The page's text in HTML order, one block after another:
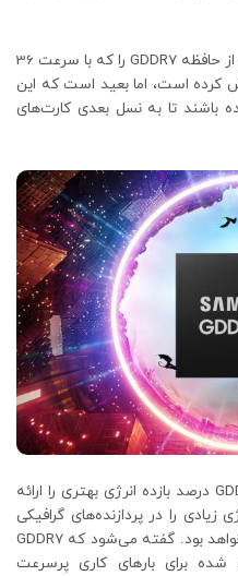
این شرکت همچنین نمونه‌های اولیه‌ای از حافظه GDDR7 را که با سرعت 36
کرده است، اما بعید است که این
باشند تا به نسل بعدی کارت‌های
همانطور که گفته شد، حافظه GDDR7 20 درصد بازده انرژی بهتری را ارائه
زیادی را در پردازنده‌های گرافیکی
مصرف می‌کند، این بهبود بسیار عالی خواهد بود. گفته می‌شود که GDDR7
برای بارهای کاری پرسرعت